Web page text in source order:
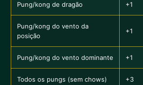
Pung/kong de dragão +1
Pung/kong do vento da
posição
+1
Pung/kong do vento dominante +1
Todos os pungs (sem chows) +3